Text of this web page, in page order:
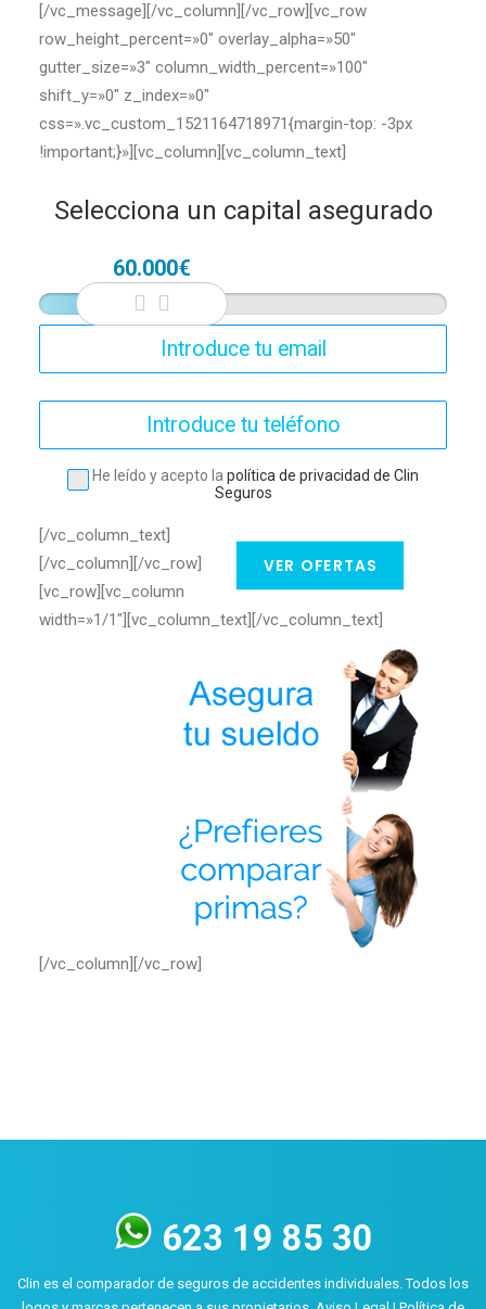
[/vc_message][/vc_column][/vc_row][vc_row
row_height_percent=»0″ overlay_alpha=»50″
gutter_size=»3″ column_width_percent=»100″
shift_y=»0″ z_index=»0″
css=».vc_custom_1521164718971{margin-top: -3px
!important;}»][vc_column][vc_column_text]
Selecciona un capital asegurado
60.000€
He leído y acepto la política de privacidad de Clin
Seguros
VER OFERTAS
[/vc_column_text]
[/vc_column][/vc_row]
[vc_row][vc_column
width=»1/1″][vc_column_text] [/vc_column_text]
[/vc_column][/vc_row]
623 19 85 30
Clin es el comparador de seguros de accidentes individuales. Todos los